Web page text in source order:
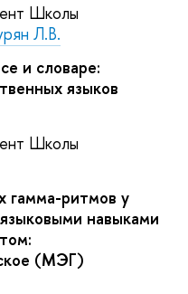
Школы
Л.В.
и словаре:
языков
Школы
гамма-ритмов у
навыками
(МЭГ)